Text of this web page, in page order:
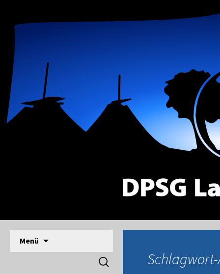
Pfadfinder Langerwehe
DPSG Stamm Langerwehe, Deutsche
Menü
Suchen
nach: